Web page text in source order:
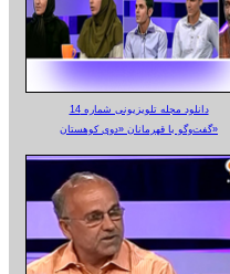
دانلود مجله تلویزیونی شماره 14
گفت‌وگو با قهرمانان «دوی کوهستان»